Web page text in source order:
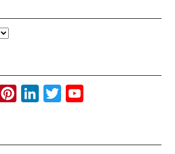
t
k
t
T